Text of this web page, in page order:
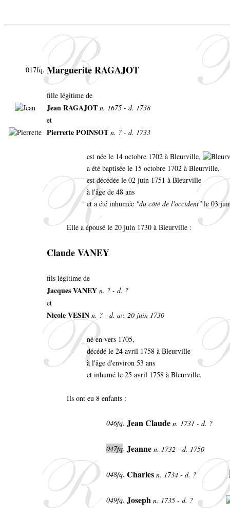
017fq. Marguerite RAGAJOT
fille légitime de
Jean RAGAJOT n. 1675 - d. 1738
et
Pierrette POINSOT n. ? - d. 1733
est née le 14 octobre 1702 à Bleurville,
a été baptisée le 15 octobre 1702 à Bleurville,
est décédée le 02 juin 1751 à Bleurville
à l'âge de 48 ans
et a été inhumée "du côté de l'occident"le 03
Elle a épousé le 20 juin 1730 à Bleurville :
Claude VANEY
fils légitime de
Jacques VANEY n. ? - d. ?
et
Nicole VESIN n. ? - d. av. 20 juin 1730
né en vers 1705,
décédé le 24 avril 1758 à Bleurville
à l'âge d'environ 53 ans
et inhumé le 25 avril 1758 à Bleurville.
Ils ont eu 8 enfants :
046fq. Jean Claude n. 1731 - d. ?
047fq. Jeanne n. 1732 - d. 1750
048fq. Charles n. 1734 - d. ?
049fq. Joseph n. 1735 - d. ?